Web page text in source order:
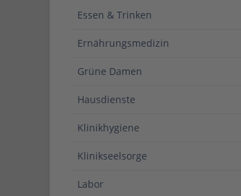
Essen & Trinken
Ernährungsmedizin
Grüne Damen
Hausdienste
Klinikhygiene
Klinikseelsorge
Labor